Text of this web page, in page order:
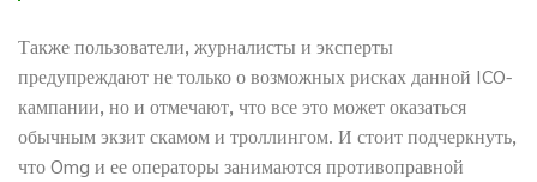
Также пользователи, журналисты и эксперты
предупреждают не только о возможных рисках данной ICO-
кампании, но и отмечают, что все это может оказаться
обычным экзит скамом и троллингом. И стоит подчеркнуть,
что Omg и ее операторы занимаются противоправной